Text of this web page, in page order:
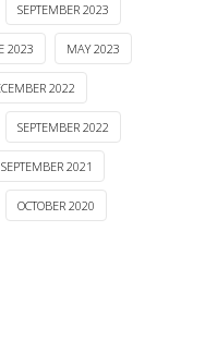
SEPTEMBER 2023
2023 MAY 2023
2022
SEPTEMBER 2022
SEPTEMBER 2021
OCTOBER 2020